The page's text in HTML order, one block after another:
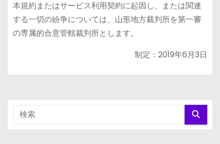
本規約またはサービス利用契約に起因し、または関連
する一切の紛争については、山形地方裁判所を第一審
の専属的合意管轄裁判所とします。
制定：2019年6月3日